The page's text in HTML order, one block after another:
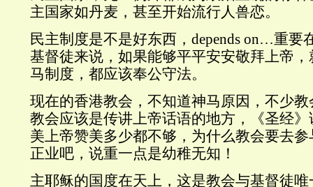
主国家如丹麦，甚至开始流行人兽恋。
民主制度是不是好东西，depends on…重要
基督徒来说，如果能够平平安安敬拜上帝
马制度，都应该奉公守法。
现在的香港教会，不知道神马原因，不少
教会应该是传讲上帝话语的地方，《圣经
美上帝赞美多少都不够，为什么教会要去
正业吧，说重一点是幼稚无知！
主耶稣的国度在天上，这是教会与基督徒